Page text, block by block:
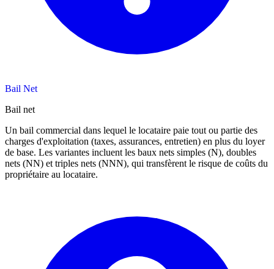
Bail Net
Bail net
Un bail commercial dans lequel le locataire paie tout ou partie des
charges d'exploitation (taxes, assurances, entretien) en plus du loyer
de base. Les variantes incluent les baux nets simples (N), doubles
nets (NN) et triples nets (NNN), qui transfèrent le risque de coûts du
propriétaire au locataire.